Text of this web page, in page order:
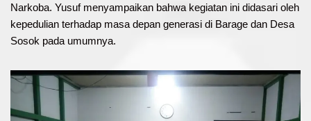
Narkoba. Yusuf menyampaikan bahwa kegiatan ini didasari oleh
kepedulian terhadap masa depan generasi di Barage dan Desa
Sosok pada umumnya.